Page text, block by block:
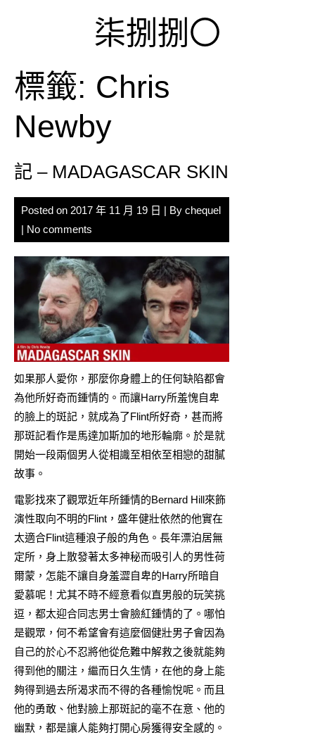
柒捌捌〇
標籤: Chris
Newby
記 – MADAGASCAR SKIN
Posted on 2017 年 11 月 19 日 | By chequel
| No comments
如果那人愛你，那麼你身體上的任何缺陷都會
為他所好奇而鍾情的。而讓Harry所羞愧自卑
的臉上的斑記，就成為了Flint所好奇，甚而將
那斑記看作是馬達加斯加的地形輪廓。於是就
開始一段兩個男人從相識至相依至相戀的甜膩
故事。
電影找來了觀眾近年所鍾情的Bernard Hill來飾
演性取向不明的Flint，盛年健壯依然的他實在
太適合Flint這種浪子般的角色。長年漂泊居無
定所，身上散發著太多神秘而吸引人的男性荷
爾蒙，怎能不讓自身羞澀自卑的Harry所暗自
愛慕呢！尤其不時不經意看似直男般的玩笑挑
逗，都太迎合同志男士會臉紅鍾情的了。哪怕
是觀眾，何不希望會有這麼個健壯男子會因為
自己的於心不忍將他從危難中解救之後就能夠
得到他的關注，繼而日久生情，在他的身上能
夠得到過去所渴求而不得的各種愉悅呢。而且
他的勇敢、他對臉上那斑記的毫不在意、他的
幽默，都是讓人能夠打開心房獲得安全感的。